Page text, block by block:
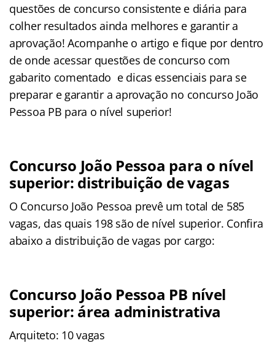
questões de concurso consistente e diária para
colher resultados ainda melhores e garantir a
aprovação! Acompanhe o artigo e fique por dentro
de onde acessar questões de concurso com
gabarito comentado e dicas essenciais para se
preparar e garantir a aprovação no concurso João
Pessoa PB para o nível superior!
Concurso João Pessoa para o nível
superior: distribuição de vagas
O Concurso João Pessoa prevê um total de 585
vagas, das quais 198 são de nível superior. Confira
abaixo a distribuição de vagas por cargo:
Concurso João Pessoa PB nível
superior: área administrativa
Arquiteto: 10 vagas